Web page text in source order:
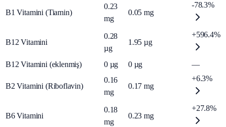
B1 Vitamini (Tiamin)
0.23
mg
0.05 mg
-78.3%
B12 Vitamini
0.28
µg
1.95 µg
+596.4%
B12 Vitamini (eklenmiş) 0 µg 0 µg —
B2 Vitamini (Riboflavin)
0.16
mg
0.17 mg
+6.3%
B6 Vitamini
0.18
mg
0.23 mg
+27.8%